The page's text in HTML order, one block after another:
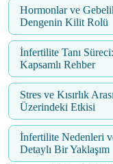
Hormonlar ve
Dengenin Kilit Rolü
İnfertilite Tanı
Kapsamlı Rehber
Stres ve Kısırlık
Üzerindeki Etkisi
İnfertilite Nedenleri
Detaylı Bir Yaklaşım